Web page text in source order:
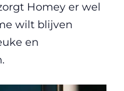
Homey er wel
wilt blijven
en